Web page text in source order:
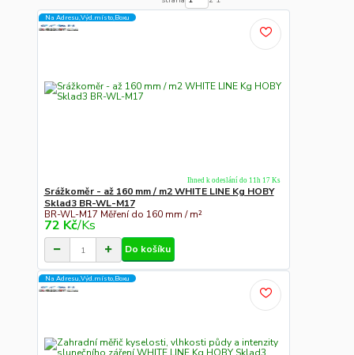
Na Adresu,Výd.místo,Boxu
Srážkoměr - až 160 mm / m2 WHITE LINE Kg HOBY
Sklad3 BR-WL-M17
BR-WL-M17 Měření do 160 mm / m²
72 Kč/Ks
Ihned k odeslání do 11h 17 Ks
Do košíku
Na Adresu,Výd.místo,Boxu